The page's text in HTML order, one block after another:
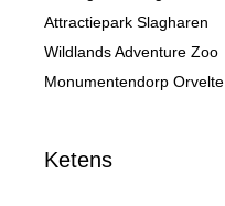
Attractiepark Slagharen
Wildlands Adventure Zoo
Monumentendorp Orvelte
Ketens